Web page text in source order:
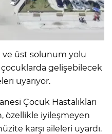
ve üst solunum yolu
çocuklarda gelişebilecek
uyarıyor.
Çocuk Hastalıkları
özellikle iyileşmeyen
karşı aileleri uyardı.